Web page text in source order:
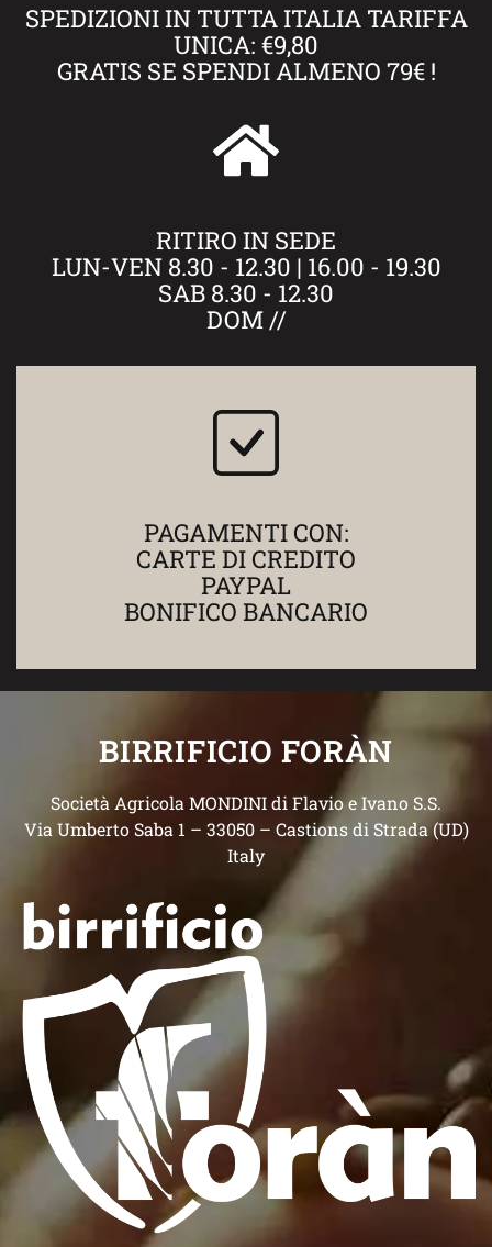
SPEDIZIONI IN TUTTA ITALIA TARIFFA
UNICA: €9,80
GRATIS SE SPENDI ALMENO 79€ !
RITIRO IN SEDE
LUN-VEN 8.30 - 12.30 | 16.00 - 19.30
SAB 8.30 - 12.30
DOM //
PAGAMENTI CON:
CARTE DI CREDITO
PAYPAL
BONIFICO BANCARIO
BIRRIFICIO FORÀN
Società Agricola MONDINI di Flavio e Ivano S.S.
Via Umberto Saba 1 – 33050 – Castions di Strada (UD)
Italy